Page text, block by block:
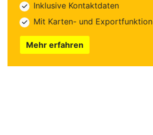
Inklusive Kontaktdaten
Mit Karten- und Exportfunktion
Mehr erfahren